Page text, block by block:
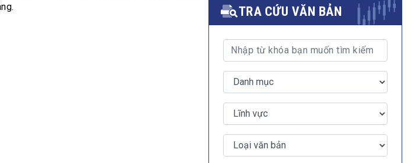
MULTIMEDIA
Video
E-magazines
TRA CỨU VĂN BẢN